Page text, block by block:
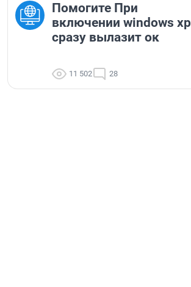
Помогите При
включении windows xp
сразу вылазит ок
11 502 28